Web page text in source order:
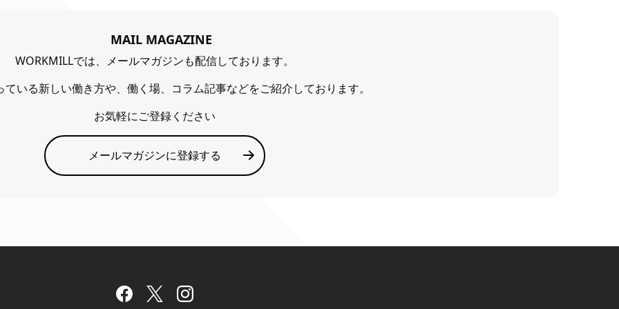
MAIL MAGAZINE
WORKMILLでは、メールマガジンも配信しております。
ている新しい働き方や、働く場、コラム記事などをご紹介しております。
お気軽にご登録ください
メールマガジンに登録する
Facebook
TwitterInstagram